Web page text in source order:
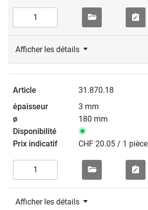
Afficher les détails
31.870.18
3 mm
180 mm
CHF 20.05 / 1 pièce
Afficher les détails